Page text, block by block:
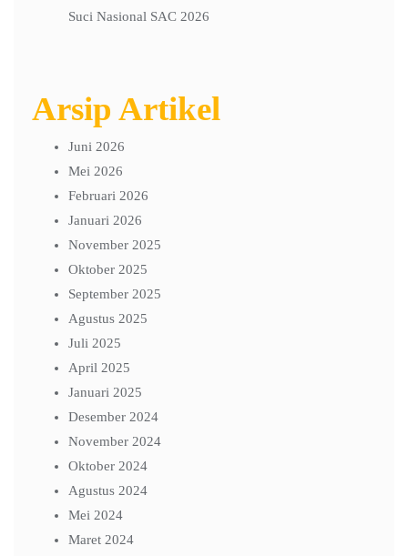
Suci Nasional SAC 2026
Arsip Artikel
Juni 2026
Mei 2026
Februari 2026
Januari 2026
November 2025
Oktober 2025
September 2025
Agustus 2025
Juli 2025
April 2025
Januari 2025
Desember 2024
November 2024
Oktober 2024
Agustus 2024
Mei 2024
Maret 2024